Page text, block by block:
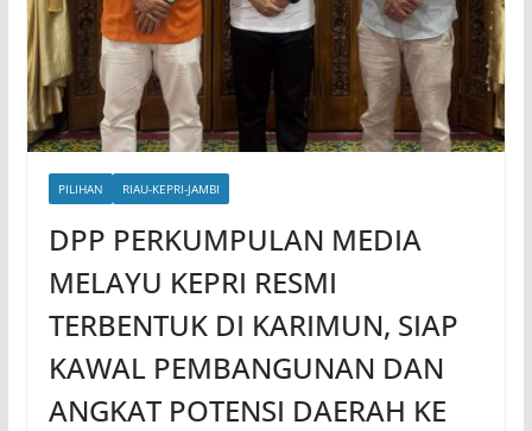
PILIHAN RIAU-KEPRI-JAMBI
DPP PERKUMPULAN MEDIA
MELAYU KEPRI RESMI
TERBENTUK DI KARIMUN, SIAP
KAWAL PEMBANGUNAN DAN
ANGKAT POTENSI DAERAH KE